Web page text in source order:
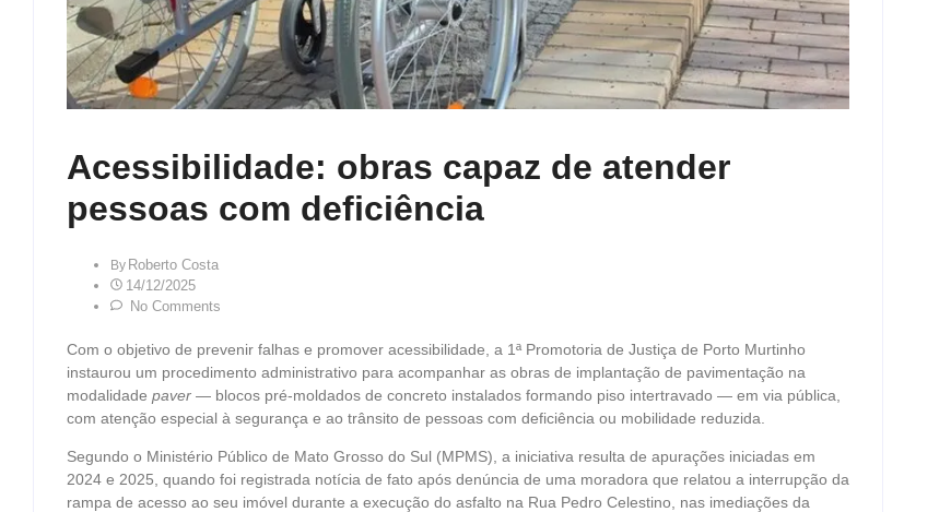
Acessibilidade: obras capaz de atender
pessoas com deficiência
By Roberto Costa
14/12/2025
No Comments
Com o objetivo de prevenir falhas e promover acessibilidade, a 1ª Promotoria de Justiça de Porto Murtinho
instaurou um procedimento administrativo para acompanhar as obras de implantação de pavimentação na
modalidade paver — blocos pré-moldados de concreto instalados formando piso intertravado — em via pública,
com atenção especial à segurança e ao trânsito de pessoas com deficiência ou mobilidade reduzida.
Segundo o Ministério Público de Mato Grosso do Sul (MPMS), a iniciativa resulta de apurações iniciadas em
2024 e 2025, quando foi registrada notícia de fato após denúncia de uma moradora que relatou a interrupção da
rampa de acesso ao seu imóvel durante a execução do asfalto na Rua Pedro Celestino, nas imediações da